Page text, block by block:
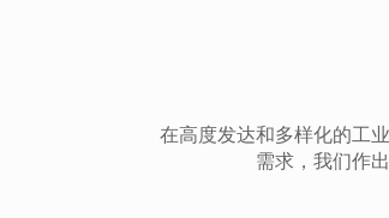
在高度发达和多样化的工
需求，我们作